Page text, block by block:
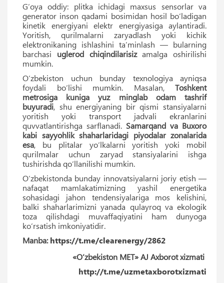
G‘oya oddiy: plitka ichidagi maxsus sensorlar va
generator inson qadami bosimidan hosil bo‘ladigan
kinetik energiyani elektr energiyasiga aylantiradi.
Yoritish, qurilmalarni zaryadlash yoki kichik
elektronikaning ishlashini ta’minlash — bularning
barchasi uglerod chiqindilarisizamalga oshirilishi
mumkin.
O‘zbekiston uchun bunday texnologiya ayniqsa
foydali bo‘lishi mumkin. Masalan, Toshkent
metrosiga kuniga yuz minglab odam tashrif
buyuradi, shu energiyaning bir qismi stansiyalarni
yoritish yoki transport jadvali ekranlarini
quvvatlantirishga sarflanadi. Samarqand va Buxoro
kabi sayyohlik shaharlaridagi piyodalar zonalarida
esa, bu plitalar yo‘lkalarni yoritish yoki mobil
qurilmalar uchun zaryad stansiyalarini ishga
tushirishda qo‘llanilishi mumkin.
O‘zbekistonda bunday innovatsiyalarni joriy etish —
nafaqat mamlakatimizning yashil energetika
sohasidagi jahon tendensiyalariga mos kelishini,
balki shaharlarimizni yanada qulayroq va ekologik
toza qilishdagi muvaffaqiyatini ham dunyoga
ko‘rsatish imkoniyatidir.
Manba: https://t.me/clearenergy/2862
«O‘zbekiston MET» AJ Axborot xizmati
http://t.me/uzmetaxborotxizmati